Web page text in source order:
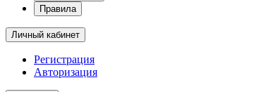
Правила
Личный кабинет
Регистрация
Авторизация